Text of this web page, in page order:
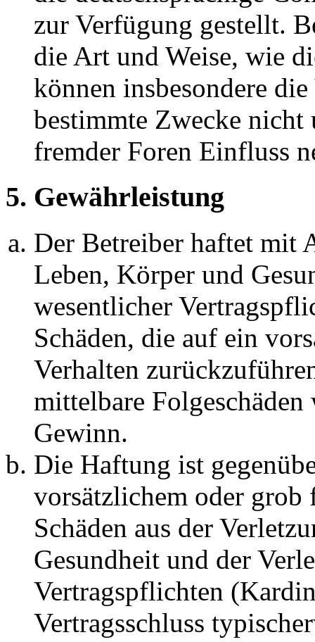
zur Verfügung gestellt.
die Art und Weise, wie
können insbesondere
bestimmte Zwecke nicht
fremder Foren Einfluss
5. Gewährleistung
Der Betreiber haftet mit
Leben, Körper und
wesentlicher
Schäden, die auf ein
Verhalten
mittelbare Folgeschäden
Gewinn.
Die Haftung ist
vorsätzlichem oder grob
Schäden aus der
Gesundheit und der
Vertragspflichten
Vertragsschluss